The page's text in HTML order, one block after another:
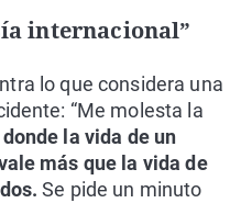
internacional”
lo que considera una
“Me molesta la
donde la vida de un
más que la vida de
Se pide un minuto